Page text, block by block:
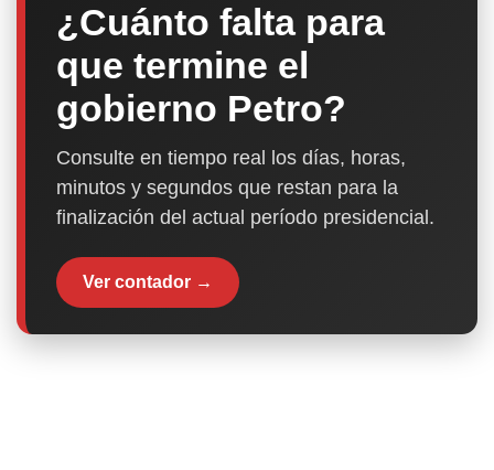
¿Cuánto falta para
que termine el
gobierno Petro?
Consulte en tiempo real los días, horas,
minutos y segundos que restan para la
finalización del actual período presidencial.
Ver contador →